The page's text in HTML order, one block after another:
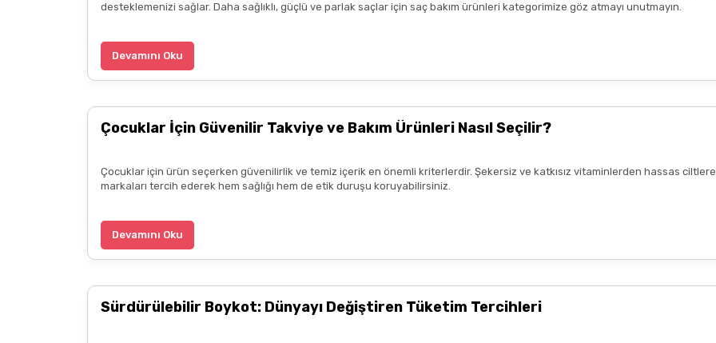
ürün hakkında detaylı bilgiler hızlı kargo bütün işleyiş çok güzel
B... P... | 11/04/2025
diliyorum.
Zeynep Akgöz | 25/03/2025
teşekkür ediyorum. Herkesin emeğine sağlık :)
Zeynep Akgöz | 25/03/2025
Deneyimini Paylaş
desteklemenizi sağlar. Daha sağlıklı, güçlü ve parlak saçlar için saç bakım ürünleri kategorimize göz atmayı unutmayın.
Devamını Oku
Çocuklar İçin Güvenilir Takviye ve Bakım Ürünleri Nasıl Seçilir?
Çocuklar için ürün seçerken güvenilirlik ve temiz içerik en önemli kriterlerdir. Şekersiz ve katkısız vitaminlerden hassas
markaları tercih ederek hem sağlığı hem de etik duruşu koruyabilirsiniz.
Devamını Oku
Sürdürülebilir Boykot: Dünyayı Değiştiren Tüketim Tercihleri